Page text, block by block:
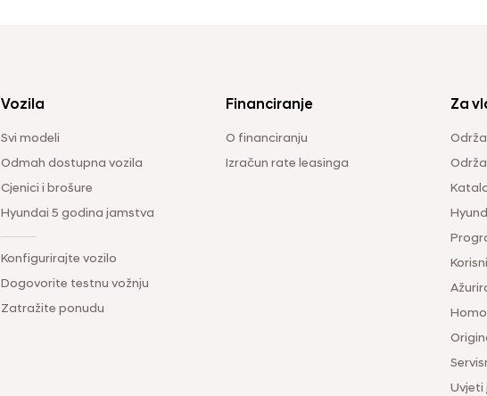
Vozila
Svi modeli
Odmah dostupna vozila
Cjenici i brošure
Hyundai 5 godina jamstva
Konfigurirajte vozilo
Dogovorite testnu vožnju
Zatražite ponudu
Financiranje
O financiranju
Izračun rate leasinga
Za
Uvjeti